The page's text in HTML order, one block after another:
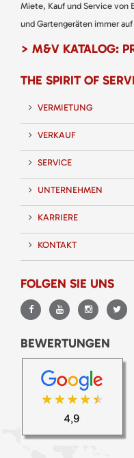
Miete, Kauf und Service von
und Gartengeräten immer
> M&V KATALOG:
THE SPIRIT OF
VERMIETUNG
VERKAUF
SERVICE
UNTERNEHMEN
KARRIERE
KONTAKT
FOLGEN SIE UNS
BEWERTUNGEN